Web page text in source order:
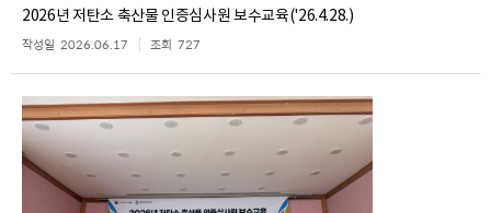
2026년 저탄소 축산물 인증심사원 보수교육('26.4.28.)
작성일 2026.06.17 조회 727